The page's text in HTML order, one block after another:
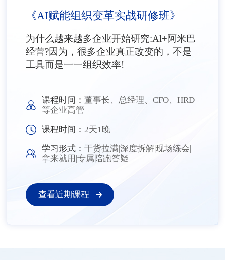
《AI赋能组织变革实战研修班》
为什么越来越多企业开始研究:Al+阿米巴
经营?因为，很多企业真正改变的，不是
工具而是一一组织效率!
课程时间：董事长、总经理、CFO、HRD
等企业高管
课程时间： 2天1晚
学习形式：干货拉满|深度拆解|现场练会|
拿来就用|专属陪跑答疑
查看近期课程